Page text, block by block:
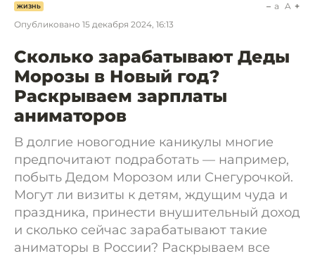
ЖИЗНЬ
Опубликовано 15 декабря 2024, 16:13
a A
Сколько зарабатывают Деды
Морозы в Новый год?
Раскрываем зарплаты
аниматоров
В долгие новогодние каникулы многие
предпочитают подработать — например,
побыть Дедом Морозом или Снегурочкой.
Могут ли визиты к детям, ждущим чуда и
праздника, принести внушительный доход
и сколько сейчас зарабатывают такие
аниматоры в России? Раскрываем все